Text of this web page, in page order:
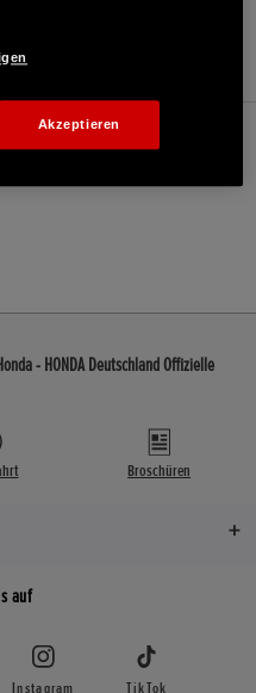
- HONDA Deutschland Offizielle
Broschüren
auf
Instagram TikTok
Akzeptieren